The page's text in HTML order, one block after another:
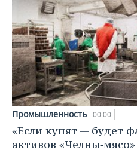
Промышленность 00:00
«Если купят — будет
активов «Челны‑мясо»